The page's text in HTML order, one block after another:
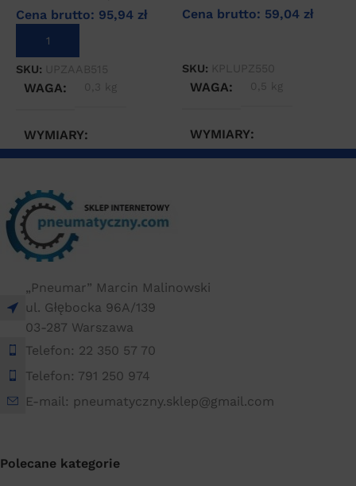
Cena brutto: 95,94 zł
DODAJ DO KOSZYKA
SKU: UPZAAB515
WAGA 0,3 kg
WYMIARY
Cena brutto: 59,04 zł
SKU: KPLUPZ550
WAGA 0,5 kg
WYMIARY
„Pneumar” Marcin Malinowski
ul. Głębocka 96A/139
03-287 Warszawa
Telefon: 22 350 57 70
Telefon: 791 250 974
E-mail: pneumatyczny.sklep@gmail.com
Polecane kategorie